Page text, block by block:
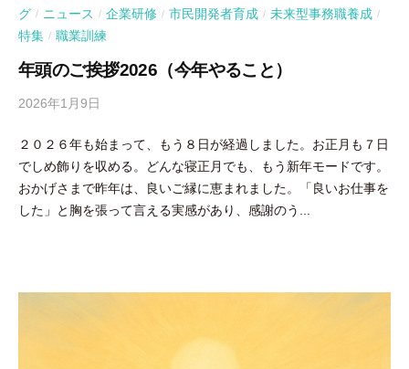
グ / ニュース / 企業研修 / 市民開発者育成 / 未来型事務職養成 /
特集 / 職業訓練
年頭のご挨拶2026（今年やること）
2026年1月9日
吉
田
豪
２０２６年も始まって、もう８日が経過しました。お正月も７日
でしめ飾りを収める。どんな寝正月でも、もう新年モードです。
おかげさまで昨年は、良いご縁に恵まれました。「良いお仕事を
した」と胸を張って言える実感があり、感謝のう...